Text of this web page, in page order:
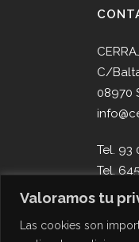
Valoramos tu
Las cookies son
C/
08970
Tel. 93
Tel.